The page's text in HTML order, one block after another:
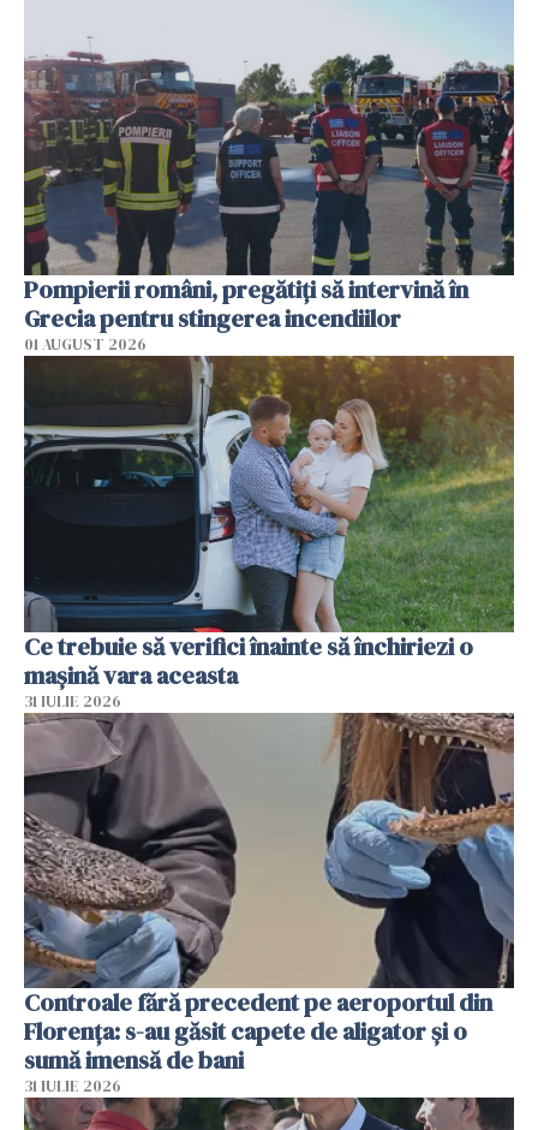
Pompierii români, pregătiţi să intervină în
Grecia pentru stingerea incendiilor
01 AUGUST 2026
Ce trebuie să verifici înainte să închiriezi o
mașină vara aceasta
31 IULIE 2026
Controale fără precedent pe aeroportul din
Florența: s-au găsit capete de aligator și o
sumă imensă de bani
31 IULIE 2026